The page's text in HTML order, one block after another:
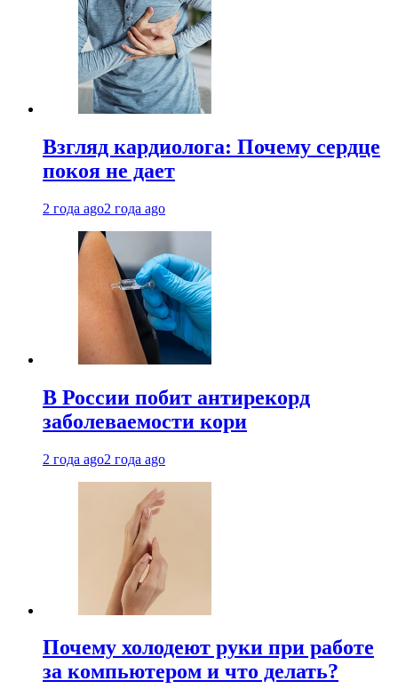
Взгляд кардиолога: Почему сердце
покоя не дает
2 года ago2 года ago
В России побит антирекорд
заболеваемости кори
2 года ago2 года ago
Почему холодеют руки при работе
за компьютером и что делать?